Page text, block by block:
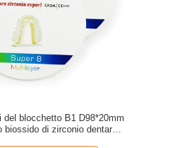
del blocchetto B1 D98*20mm
biossido di zirconio dentario